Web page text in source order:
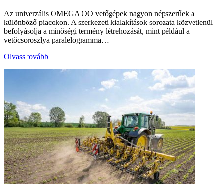
Az univerzális OMEGA OO vetőgépek nagyon népszerűek a
különböző piacokon. A szerkezeti kialakítások sorozata közvetlenül
befolyásolja a minőségi termény létrehozását, mint például a
vetőcsoroszlya paralelogramma…
Olvass tovább